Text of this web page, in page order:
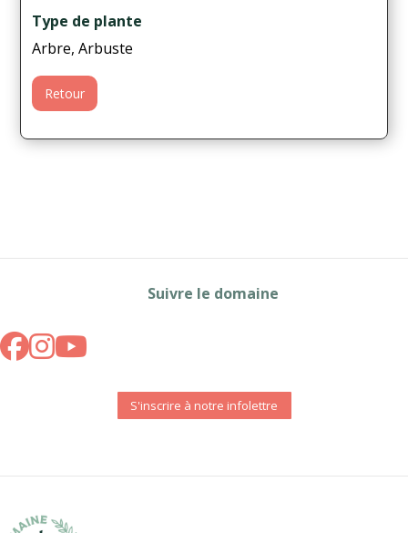
Type de plante
Arbre, Arbuste
Retour
Suivre le domaine
S'inscrire à notre infolettre